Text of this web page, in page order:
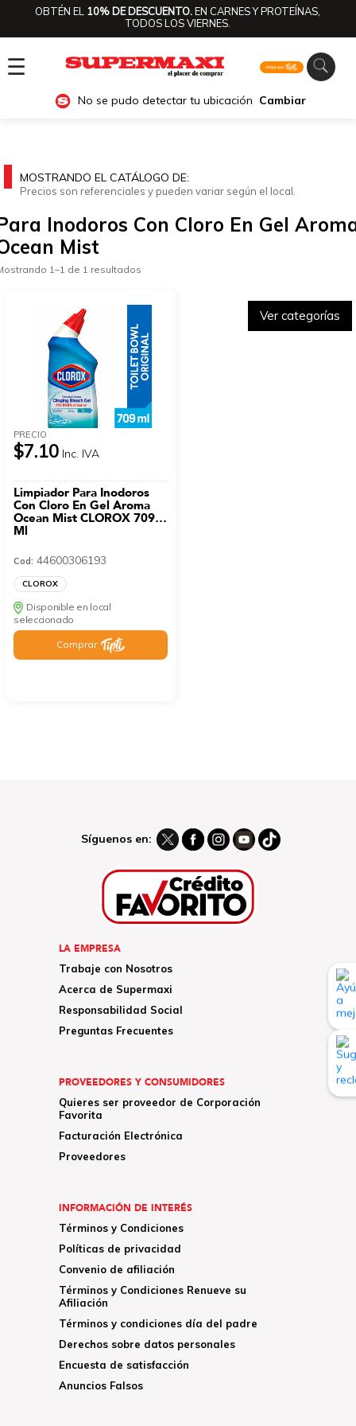
OBTÉN EL 10% DE DESCUENTO.EN CARNES Y PROTEÍNAS,
TODOS LOS VIERNES.
☰
No se pudo detectar tu ubicación Cambiar
Ver categorías
MOSTRANDO EL CATÁLOGO DE:
Precios son referenciales y pueden variar según el local.
Inodoros Con Cloro En Gel
Mist
1–1 de 1 resultados
PRECIO
$7.10 Inc. IVA
Limpiador Para Inodoros
Con Cloro En Gel Aroma
Ocean Mist CLOROX 709
Ml
Cod: 44600306193
CLOROX
Disponible en local
seleccionado
Comprar
Síguenos en:
LA EMPRESA
Trabaje con Nosotros
Acerca de Supermaxi
Responsabilidad Social
Preguntas Frecuentes
PROVEEDORES Y CONSUMIDORES
Quieres ser proveedor de Corporación
Favorita
Facturación Electrónica
Proveedores
INFORMACIÓN DE INTERÉS
Términos y Condiciones
Políticas de privacidad
Convenio de afiliación
Términos y Condiciones Renueve su
Afiliación
Términos y condiciones día del padre
Derechos sobre datos personales
Encuesta de satisfacción
Anuncios Falsos